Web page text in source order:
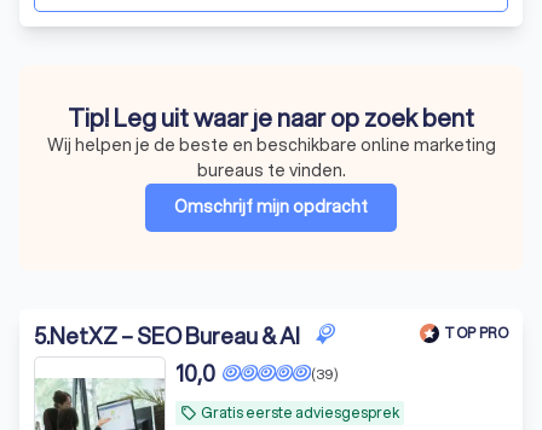
Tip! Leg uit waar je naar op zoek bent
Wij helpen je de beste en beschikbare online marketing
bureaus te vinden.
Omschrijf mijn opdracht
5.NetXZ – SEO Bureau & AI TOP PRO
local_offer Gratis eerste adviesgesprek
(39)
10,0